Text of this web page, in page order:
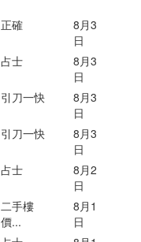
正確
8月3
日
占士
8月3
日
引刀一快
8月3
日
引刀一快
8月3
日
占士
8月2
日
二手樓
價...
8月1
日